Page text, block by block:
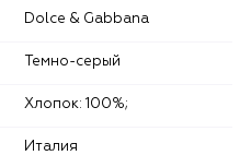
Dolce & Gabbana
Темно-серый
Хлопок: 100%;
Италия